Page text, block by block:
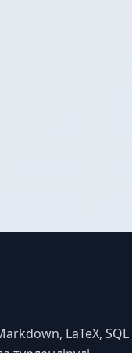
LaTeX, SQL